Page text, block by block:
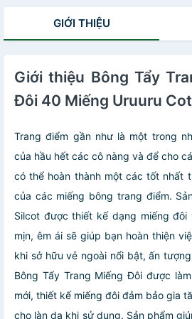
GIỚI THIỆU
Giới thiệu Bông Tẩy
Đôi 40 Miếng Uruuru
Trang điểm gần như là một trong
của hầu hết các cô nàng và để cho
có thể hoàn thành một các tốt nhất
của các miếng bông trang điểm.
Silcot được thiết kế dạng miếng đôi
mịn, êm ái sẽ giúp bạn hoàn thiện
khi sở hữu vẻ ngoài nổi bật, ấn
Bông Tẩy Trang Miếng Đôi được
mới, thiết kế miếng đôi đảm bảo gia
cho làn da khi sử dụng. Sản phẩm